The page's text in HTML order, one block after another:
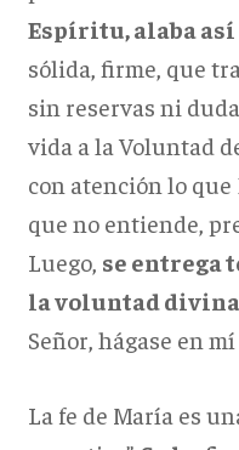
Espíritu, alaba así
sólida, firme, que
sin reservas ni
vida a la Voluntad
con atención lo
que no entiende,
Luego, se entrega
la voluntad divina
Señor, hágase en
La fe de María es